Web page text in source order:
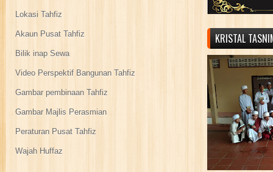
Lokasi Tahfiz
Akaun Pusat Tahfiz
Bilik inap Sewa
Video Perspektif Bangunan Tahfiz
Gambar pembinaan Tahfiz
Gambar Majlis Perasmian
Peraturan Pusat Tahfiz
Wajah Huffaz
KRISTAL